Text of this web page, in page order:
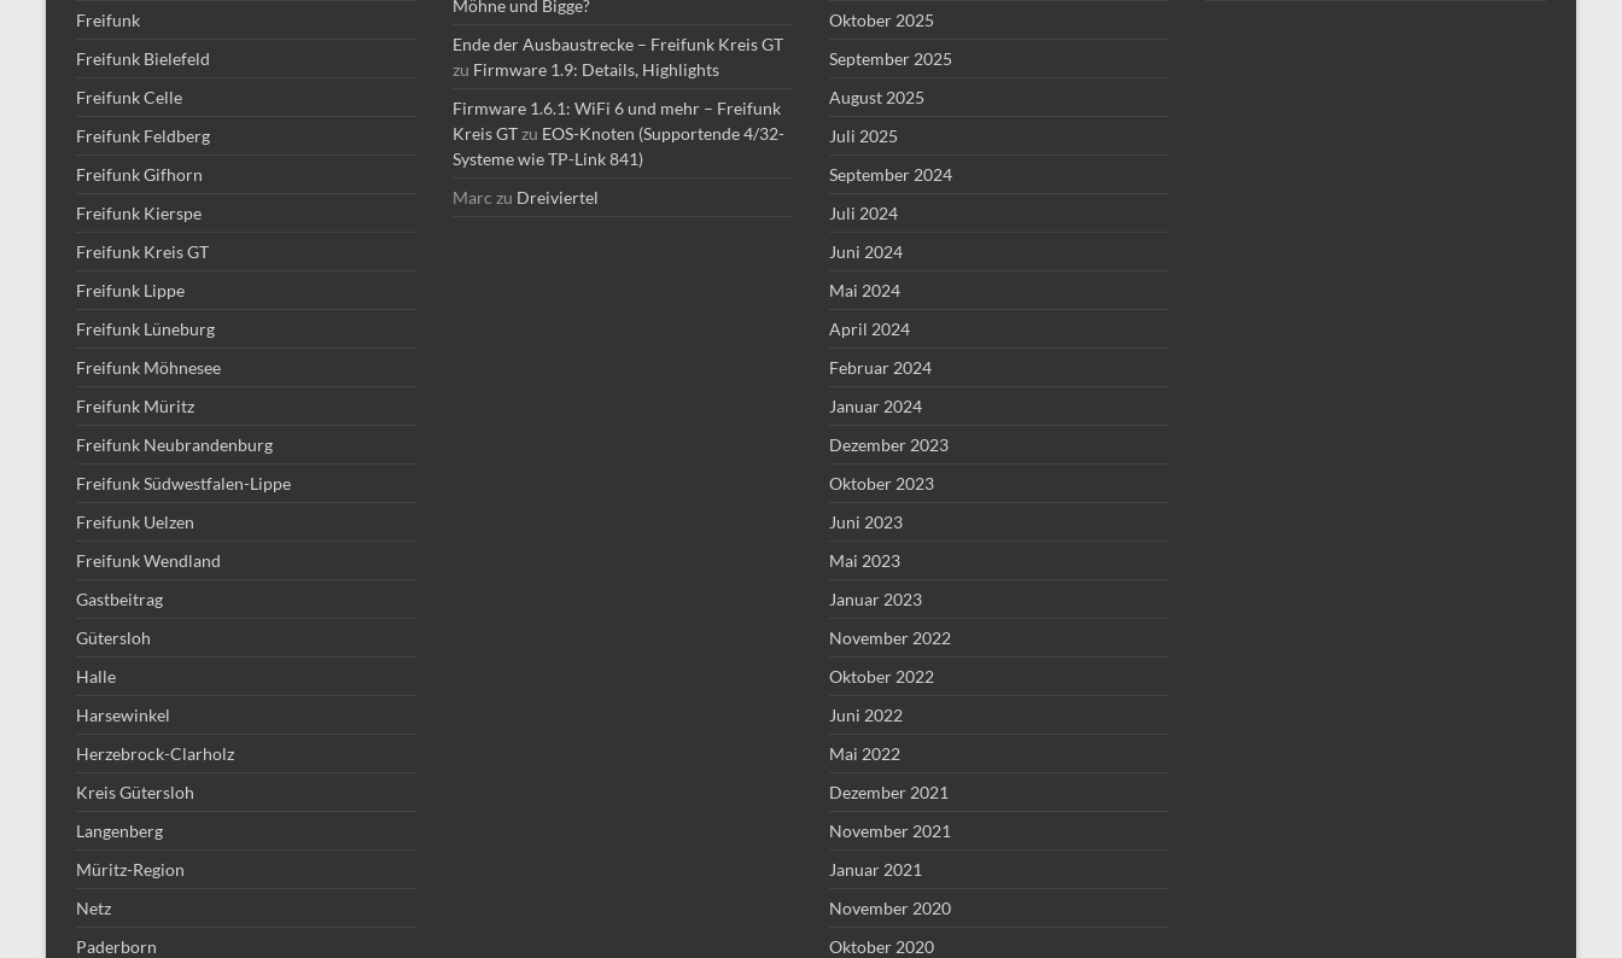
Freifunk
Freifunk Bielefeld
Freifunk Celle
Freifunk Feldberg
Freifunk Gifhorn
Freifunk Kierspe
Freifunk Kreis GT
Freifunk Lippe
Freifunk Lüneburg
Freifunk Möhnesee
Freifunk Müritz
Freifunk Neubrandenburg
Freifunk Südwestfalen-Lippe
Freifunk Uelzen
Freifunk Wendland
Gastbeitrag
Gütersloh
Halle
Harsewinkel
Herzebrock-Clarholz
Kreis Gütersloh
Langenberg
Müritz-Region
Netz
Paderborn
Möhne und Bigge?
Ende der Ausbaustrecke – Freifunk Kreis GT
zu Firmware 1.9: Details, Highlights
Firmware 1.6.1: WiFi 6 und mehr – Freifunk
Kreis GTzu EOS-Knoten (Supportende 4/32-
Systeme wie TP-Link 841)
Marc zu Dreiviertel
Oktober 2025
September 2025
August 2025
Juli 2025
September 2024
Juli 2024
Juni 2024
Mai 2024
April 2024
Februar 2024
Januar 2024
Dezember 2023
Oktober 2023
Juni 2023
Mai 2023
Januar 2023
November 2022
Oktober 2022
Juni 2022
Mai 2022
Dezember 2021
November 2021
Januar 2021
November 2020
Oktober 2020